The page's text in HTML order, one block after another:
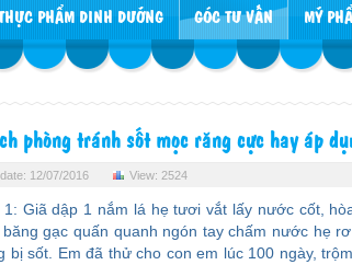
PHẨM DINH DƯỠNG GÓC TƯ VẤN MỸ
phòng tránh sốt mọc răng cực hay áp
12/07/2016 View: 2524
1: Giã dập 1 nắm lá hẹ tươi vắt lấy nước cốt,
gạc quấn quanh ngón tay chấm nước hẹ
bị sốt. Em đã thử cho con em lúc 100 ngày,